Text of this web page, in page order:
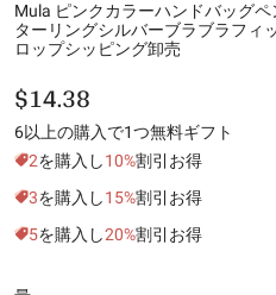
Mula ピンクカラーハンドバッグ
ターリングシルバーブラブラフィ
ロップシッピング卸売
$14.38
6以上の購入で1つ無料ギフト
2を購入し10%割引お得
3を購入し15%割引お得
5を購入し20%割引お得